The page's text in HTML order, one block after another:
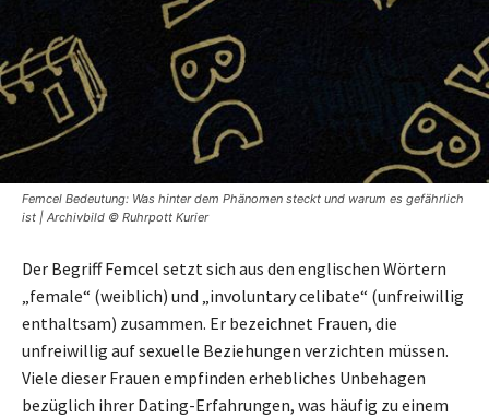
Femcel Bedeutung: Was hinter dem Phänomen steckt und warum es gefährlich
ist | Archivbild © Ruhrpott Kurier
Der Begriff Femcel setzt sich aus den englischen Wörtern
„female“ (weiblich) und „involuntary celibate“ (unfreiwillig
enthaltsam) zusammen. Er bezeichnet Frauen, die
unfreiwillig auf sexuelle Beziehungen verzichten müssen.
Viele dieser Frauen empfinden erhebliches Unbehagen
bezüglich ihrer Dating-Erfahrungen, was häufig zu einem